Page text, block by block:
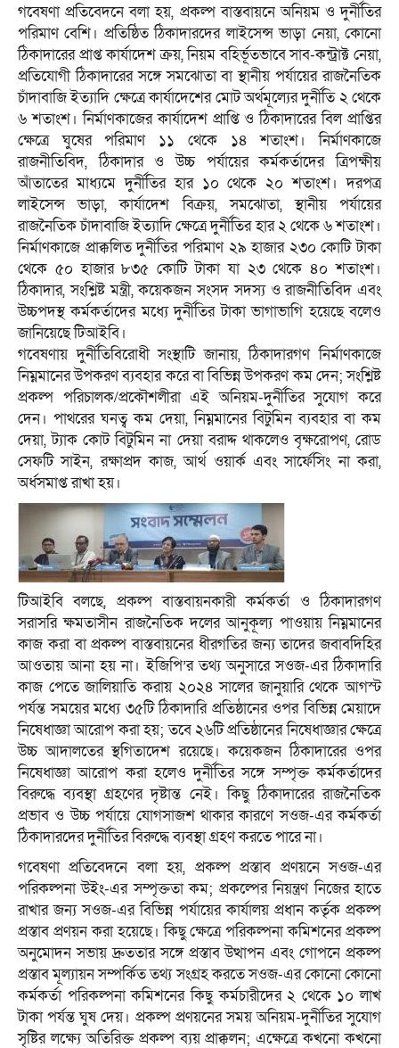
গবেষণা প্রতিবেদনে বলা হয়, প্রকল্প বাস্তবায়নে অনিয়ম ও দুর্নীতির
পরিমাণ বেশি। প্রতিষ্ঠিত ঠিকাদারদের লাইসেন্স ভাড়া নেয়া, কোনো
ঠিকাদারের প্রাপ্ত কার্যাদেশ ক্রয়, নিয়ম বহির্ভূতভাবে সাব-কন্ট্রাক্ট নেয়া,
প্রতিযোগী ঠিকাদারের সঙ্গে সমঝোতা বা স্থানীয় পর্যায়ের রাজনৈতিক
চাঁদাবাজি ইত্যাদি ক্ষেত্রে কার্যাদেশের মোট অর্থমূল্যের দুর্নীতি ২ থেকে
৬ শতাংশ। নির্মাণকাজের কার্যাদেশ প্রাপ্তি ও ঠিকাদারের বিল প্রাপ্তির
ক্ষেত্রে ঘুষের পরিমাণ ১১ থেকে ১৪ শতাংশ। নির্মাণকাজে
রাজনীতিবিদ, ঠিকাদার ও উচ্চ পর্যায়ের কর্মকর্তাদের ত্রিপক্ষীয়
আঁতাতের মাধ্যমে দুর্নীতির হার ১০ থেকে ২০ শতাংশ। দরপত্র
লাইসেন্স ভাড়া, কার্যাদেশ বিক্রয়, সমঝোতা, স্থানীয় পর্যায়ের
রাজনৈতিক চাঁদাবাজি ইত্যাদি ক্ষেত্রে দুর্নীতির হার ২ থেকে ৬ শতাংশ।
নির্মাণকাজে প্রাক্কলিত দুর্নীতির পরিমাণ ২৯ হাজার ২৩০ কোটি টাকা
থেকে ৫০ হাজার ৮৩৫ কোটি টাকা যা ২৩ থেকে ৪০ শতাংশ।
ঠিকাদার, সংশ্লিষ্ট মন্ত্রী, কয়েকজন সংসদ সদস্য ও রাজনীতিবিদ এবং
উচ্চপদস্থ কর্মকর্তাদের মধ্যে দুর্নীতির টাকা ভাগাভাগি হয়েছে বলেও
জানিয়েছে টিআইবি।
গবেষণায় দুর্নীতিবিরোধী সংস্থাটি জানায়, ঠিকাদারগণ নির্মাণকাজে
নিম্নমানের উপকরণ ব্যবহার করে বা বিভিন্ন উপকরণ কম দেন; সংশ্লিষ্ট
প্রকল্প পরিচালক/প্রকৌশলীরা এই অনিয়ম-দুর্নীতির সুযোগ করে
দেন। পাথরের ঘনত্ব কম দেয়া, নিম্নমানের বিটুমিন ব্যবহার বা কম
দেয়া, ট্যাক কোট বিটুমিন না দেয়া বরাদ্দ থাকলেও বৃক্ষরোপণ, রোড
সেফটি সাইন, রক্ষাপ্রদ কাজ, আর্থ ওয়ার্ক এবং সার্ফেসিং না করা,
অর্ধসমাপ্ত রাখা হয়।
টিআইবি বলছে, প্রকল্প বাস্তবায়নকারী কর্মকর্তা ও ঠিকাদারগণ
সরাসরি ক্ষমতাসীন রাজনৈতিক দলের আনুকূল্য পাওয়ায় নিম্নমানের
কাজ করা বা প্রকল্প বাস্তবায়নের ধীরগতির জন্য তাদের জবাবদিহির
আওতায় আনা হয় না। ইজিপি’র তথ্য অনুসারে সওজ-এর ঠিকাদারি
কাজ পেতে জালিয়াতি করায় ২০২৪ সালের জানুয়ারি থেকে আগস্ট
পর্যন্ত সময়ের মধ্যে ৩৫টি ঠিকাদারি প্রতিষ্ঠানের ওপর বিভিন্ন মেয়াদে
নিষেধাজ্ঞা আরোপ করা হয়; তবে ২৬টি প্রতিষ্ঠানের নিষেধাজ্ঞার ক্ষেত্রে
উচ্চ আদালতের স্থগিতাদেশ রয়েছে। কয়েকজন ঠিকাদারের ওপর
নিষেধাজ্ঞা আরোপ করা হলেও দুর্নীতির সঙ্গে সম্পৃক্ত কর্মকর্তাদের
বিরুদ্ধে ব্যবস্থা গ্রহণের দৃষ্টান্ত নেই। কিছু ঠিকাদারের রাজনৈতিক
প্রভাব ও উচ্চ পর্যায়ে যোগসাজশ থাকার কারণে সওজ-এর কর্মকর্তা
ঠিকাদারদের দুর্নীতির বিরুদ্ধে ব্যবস্থা গ্রহণ করতে পারে না।
গবেষণা প্রতিবেদনে বলা হয়, প্রকল্প প্রস্তাব প্রণয়নে সওজ-এর
পরিকল্পনা উইং-এর সম্পৃক্ততা কম; প্রকল্পের নিয়ন্ত্রণ নিজের হাতে
রাখার জন্য সওজ-এর বিভিন্ন পর্যায়ের কার্যালয় প্রধান কর্তৃক প্রকল্প
প্রস্তাব প্রণয়ন করা হয়েছে। কিছু ক্ষেত্রে পরিকল্পনা কমিশনের প্রকল্প
অনুমোদন সভায় দ্রুততার সঙ্গে প্রস্তাব উত্থাপন এবং গোপনে প্রকল্প
প্রস্তাব মূল্যায়ন সম্পর্কিত তথ্য সংগ্রহ করতে সওজ-এর কোনো কোনো
কর্মকর্তা পরিকল্পনা কমিশনের কিছু কর্মচারীদের ২ থেকে ১০ লাখ
টাকা পর্যন্ত ঘুষ দেয়। প্রকল্প প্রণয়নের সময় অনিয়ম-দুর্নীতির সুযোগ
সৃষ্টির লক্ষ্যে অতিরিক্ত প্রকল্প ব্যয় প্রাক্কলন; এক্ষেত্রে কখনো কখনো